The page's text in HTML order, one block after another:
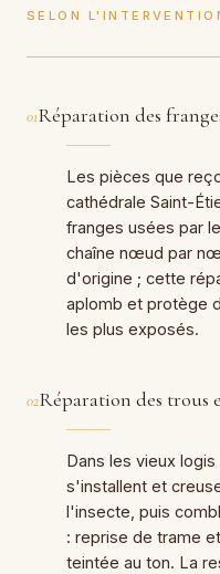
SELON
01Réparation des
Les pièces que
cathédrale Saint-
franges usées par
chaîne nœud par
d'origine ; cette
aplomb et protège
les plus exposés.
02Réparation des trous
Dans les vieux
s'installent et
l'insecte, puis
: reprise de trame et
teintée au ton. La